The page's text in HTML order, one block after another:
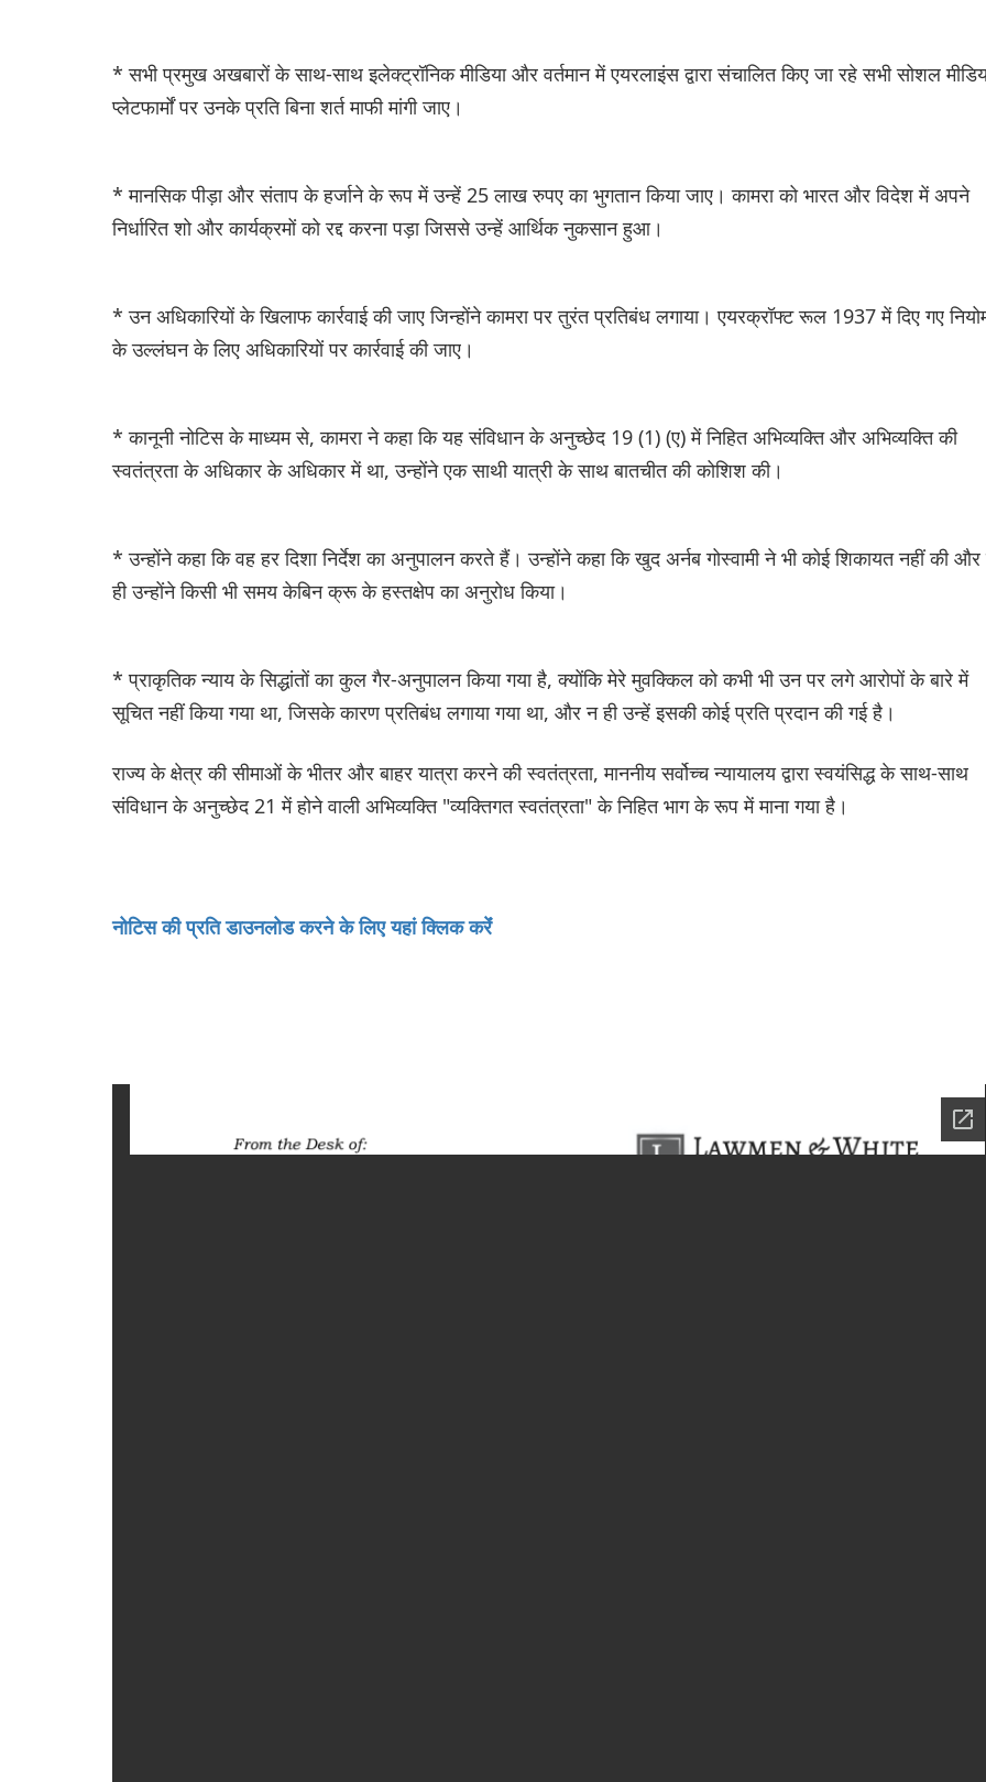
* सभी प्रमुख अखबारों के साथ-साथ इलेक्ट्रॉनिक मीडिया और वर्तमान में एयरलाइंस द्वारा संचालित किए जा रहे सभी सोशल
प्लेटफार्मों पर उनके प्रति बिना शर्त माफी मांगी जाए।
* मानसिक पीड़ा और संताप के हर्जाने के रूप में उन्हें 25 लाख रुपए का भुगतान किया जाए। कामरा को भारत और विदेश में अपने
निर्धारित शो और कार्यक्रमों को रद्द करना पड़ा जिससे उन्हें आर्थिक नुकसान हुआ।
* उन अधिकारियों के खिलाफ कार्रवाई की जाए जिन्होंने कामरा पर तुरंत प्रतिबंध लगाया। एयरक्रॉफ्ट रूल 1937 में दिए गए
के उल्लंघन के लिए अधिकारियों पर कार्रवाई की जाए।
* कानूनी नोटिस के माध्यम से, कामरा ने कहा कि यह संविधान के अनुच्छेद 19 (1) (ए) में निहित अभिव्यक्ति और अभिव्यक्ति की
स्वतंत्रता के अधिकार के अधिकार में था, उन्होंने एक साथी यात्री के साथ बातचीत की कोशिश की।
* उन्होंने कहा कि वह हर दिशा निर्देश का अनुपालन करते हैं। उन्होंने कहा कि खुद अर्नब गोस्वामी ने भी कोई शिकायत नहीं की
ही उन्होंने किसी भी समय केबिन क्रू के हस्तक्षेप का अनुरोध किया।
* प्राकृतिक न्याय के सिद्धांतों का कुल गैर-अनुपालन किया गया है, क्योंकि मेरे मुवक्किल को कभी भी उन पर लगे आरोपों के बारे में
सूचित नहीं किया गया था, जिसके कारण प्रतिबंध लगाया गया था, और न ही उन्हें इसकी कोई प्रति प्रदान की गई है।
राज्य के क्षेत्र की सीमाओं के भीतर और बाहर यात्रा करने की स्वतंत्रता, माननीय सर्वोच्च न्यायालय द्वारा स्वयंसिद्ध के साथ-साथ
संविधान के अनुच्छेद 21 में होने वाली अभिव्यक्ति "व्यक्तिगत स्वतंत्रता" के निहित भाग के रूप में माना गया है।
नोटिस की प्रति डाउनलोड करने के लिए यहां क्लिक करेंं